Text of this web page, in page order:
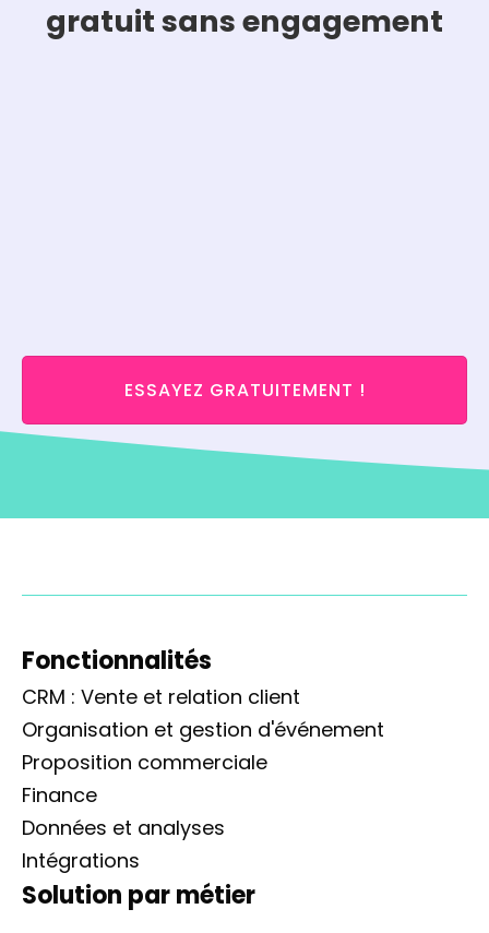
gratuit sans engagement
ESSAYEZ GRATUITEMENT !
Fonctionnalités
CRM : Vente et relation client
Organisation et gestion d'événement
Proposition commerciale
Finance
Données et analyses
Intégrations
Solution par métier